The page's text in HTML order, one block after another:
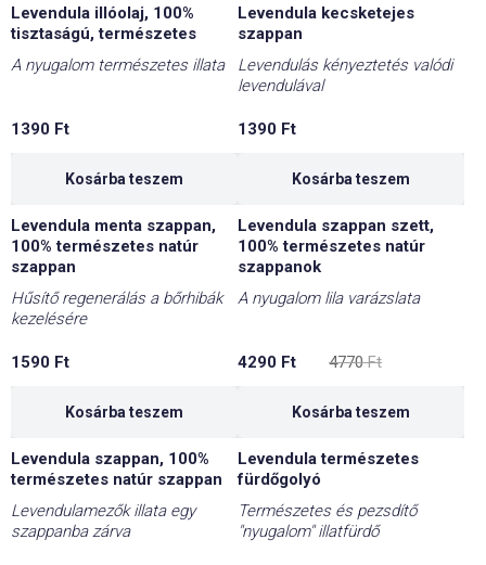
Levendula illóolaj, 100%
tisztaságú, természetes
A nyugalom természetes illata
1390 Ft
Kosárba teszem
Levendula kecsketejes
szappan
Levendulás kényeztetés valódi
levendulával
1390 Ft
Kosárba teszem
Levendula menta szappan,
100% természetes natúr
szappan
Hűsítő regenerálás a bőrhibák
kezelésére
1590 Ft
Kosárba teszem
-10%
Levendula szappan szett,
100% természetes natúr
szappanok
A nyugalom lila varázslata
4770Ft
price
4290 Ft
price
Kosárba teszem
Levendula szappan, 100%
természetes natúr szappan
Levendulamezők illata egy
szappanba zárva
Levendula természetes
fürdőgolyó
Természetes és pezsdítő
"nyugalom" illatfürdő